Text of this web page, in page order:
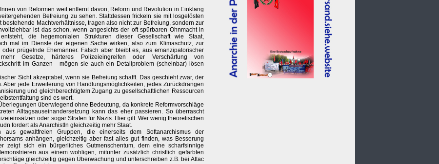
von Reformen weit entfernt davon, Reform und Revolution in Einklang
Befreiung zu sehen. Stattdessen frickeln sie mit losgelösten
Machtverhältnisse, tragen also nicht zur Befreiung, sondern zur
ist das schon, wenn angesichts der oft spürbaren Ohnmacht in
die hegemonialen Strukturen dieser Gesellschaft wie Staat,
mal im Dienste der eigenen Sache wirken, also zum Klimaschutz, zur
prügelnde Ehemänner. Falsch aber bleibt es, aus emanzipatorischer
Gesetze, härteres Polizeieingreifen oder Verschärfung von
im Ganzen - mögen sie auch ein Detailproblem (scheinbar) lösen
Sicht akzeptabel, wenn sie Befreiung schafft. Das geschieht zwar, der
Aber jede Erweiterung von Handlungsmöglichkeiten, jedes Zurückdrängen
und gleichberechtigtem Zugang zu gesellschaftlichen Ressourcen
sind es wert.
überwiegend ohne Bedeutung, da konkrete Reformvorschläge
Alltagsauseinandersetzung kann das eher passieren. So überrascht
oder sogar Strafen für Nazis. Hier gilt: Wer wenig theoretischen
fordert als AnarchistIn gleichzeitig mehr Staat.
aus gewaltfreien Gruppen, die einerseits dem Softanarchismus der
anhängen, gleichzeitig aber fast alles gut finden, was Besserung
zeigt sich ein bürgerliches Gutmenschentum, dem eine scharfsinnige
aus einem wohligen, mitunter zusätzlich christlich gefärbten
gleichzeitig gegen Überwachung und unterschreiben z.B. bei Attac